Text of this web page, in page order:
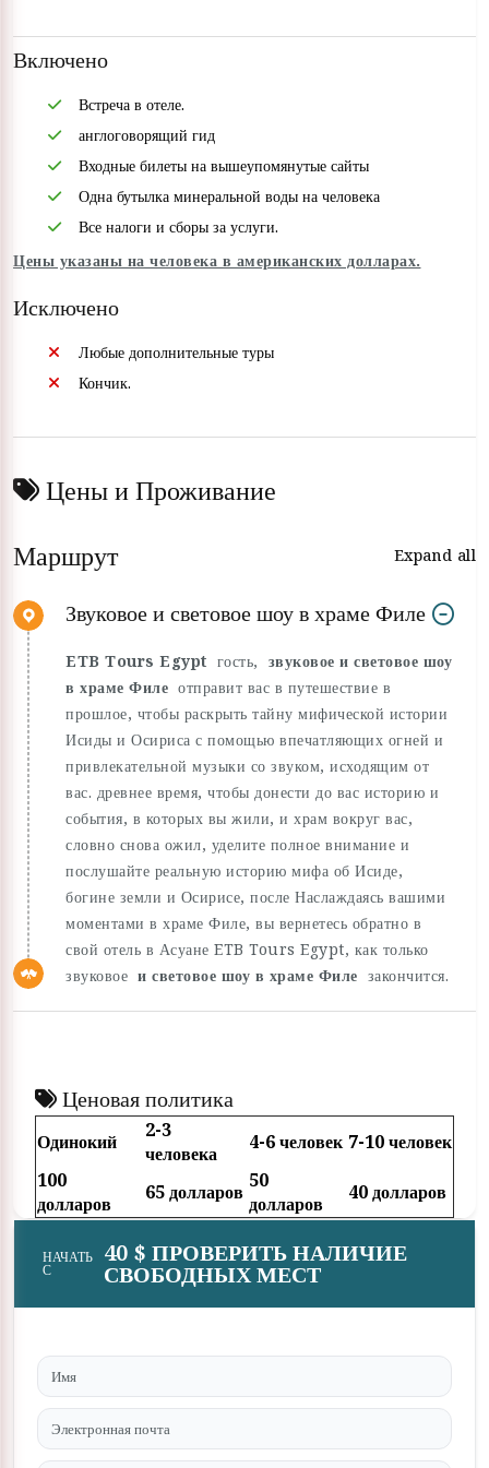
Включено
Встреча в отеле.
англоговорящий гид
Входные билеты на вышеупомянутые сайты
Одна бутылка минеральной воды на человека
Все налоги и сборы за услуги.
Цены указаны на человека в американских долларах.
Исключено
Любые дополнительные туры
Кончик.
Цены и Проживание
Маршрут
Expand all
Звуковое и световое шоу в храме Филе
ETB Tours Egypt гость, звуковое и световое шоу
в храме Филе отправит вас в путешествие в
прошлое, чтобы раскрыть тайну мифической истории
Исиды и Осириса с помощью впечатляющих огней и
привлекательной музыки со звуком, исходящим от
вас. древнее время, чтобы донести до вас историю и
события, в которых вы жили, и храм вокруг вас,
словно снова ожил, уделите полное внимание и
послушайте реальную историю мифа об Исиде,
богине земли и Осирисе, после Наслаждаясь вашими
моментами в храме Филе, вы вернетесь обратно в
свой отель в Асуане ETB Tours Egypt, как только
звуковое и световое шоу в храме Филе закончится.
Ценовая политика
Одинокий
2-3
человека
4-6 человек 7-10 человек
100
долларов
65 долларов 50
долларов
40 долларов
НАЧАТЬ
С
40 $ ПРОВЕРИТЬ НАЛИЧИЕ
СВОБОДНЫХ МЕСТ